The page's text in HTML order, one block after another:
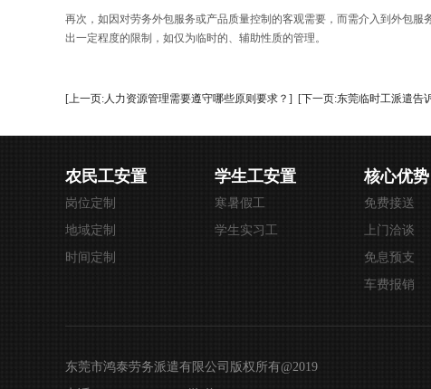
再次，如因对劳务外包服务或产品质量控制的客观需要，而需介入到外包
出一定程度的限制，如仅为临时的、辅助性质的管理。
[上一页:人力资源管理需要遵守哪些原则要求？] [下一页:东莞临时工派遣告
农民工安置
岗位定制
地域定制
时间定制
学生工安置
寒暑假工
学生实习工
核心优势
免费接送
上门洽谈
免息预支
车费报销
东莞市鸿泰劳务派遣有限公司版权所有@2019